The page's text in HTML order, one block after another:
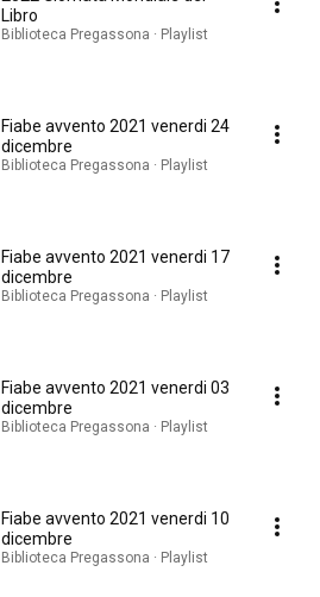
Libro
Biblioteca Pregassona · Playlist
Fiabe avvento 2021 venerdi 24
dicembre
Biblioteca Pregassona · Playlist
Fiabe avvento 2021 venerdi 17
dicembre
Biblioteca Pregassona · Playlist
Fiabe avvento 2021 venerdi 03
dicembre
Biblioteca Pregassona · Playlist
Fiabe avvento 2021 venerdi 10
dicembre
Biblioteca Pregassona · Playlist